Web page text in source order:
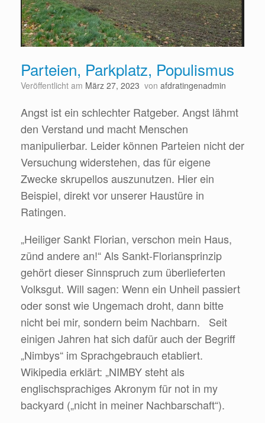
Parteien, Parkplatz, Populismus
Veröffentlicht am März 27, 2023 von afdratingenadmin
Angst ist ein schlechter Ratgeber. Angst lähmt
den Verstand und macht Menschen
manipulierbar. Leider können Parteien nicht der
Versuchung widerstehen, das für eigene
Zwecke skrupellos auszunutzen. Hier ein
Beispiel, direkt vor unserer Haustüre in
Ratingen.
„Heiliger Sankt Florian, verschon mein Haus,
zünd andere an!“ Als Sankt-Floriansprinzip
gehört dieser Sinnspruch zum überlieferten
Volksgut. Will sagen: Wenn ein Unheil passiert
oder sonst wie Ungemach droht, dann bitte
nicht bei mir, sondern beim Nachbarn. Seit
einigen Jahren hat sich dafür auch der Begriff
„Nimbys“ im Sprachgebrauch etabliert.
Wikipedia erklärt: „NIMBY steht als
englischsprachiges Akronym für not in my
backyard („nicht in meiner Nachbarschaft“).